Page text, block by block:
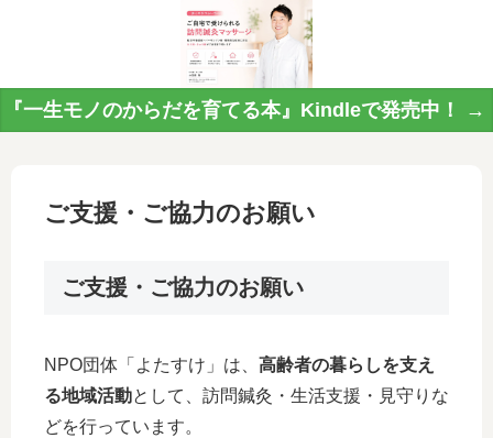
一生モノのからだを育てる本』Kindleで発売中！ →
ご支援・ご協力のお願い
ご支援・ご協力のお願い
NPO団体「よたすけ」は、 高齢者の暮らしを支え
る地域活動として、訪問鍼灸・生活支援・見守りな
どを行っています。